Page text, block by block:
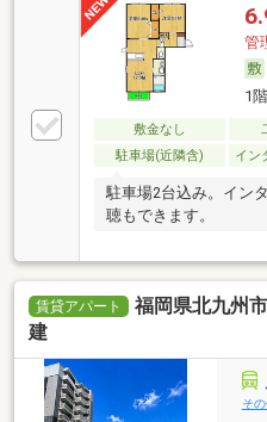
管
1
敷金なし
駐車場(近隣含)
イン
駐車場2台込み。イン
聴もできます。
賃貸アパート
福岡県北九州
建
そ